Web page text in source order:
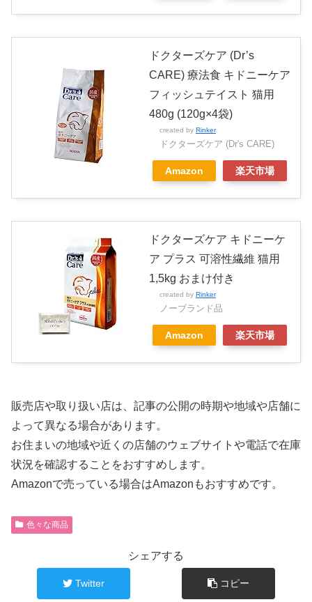
ドクターズケア (Dr’s
CARE) 療法食 キドニーケア
フィッシュテイスト 猫用
480g (120g×4袋)
created by Rinker
ドクターズケア (Dr's CARE)
Amazon 楽天市場
ドクターズケア キドニーケ
ア プラス 可溶性繊維 猫用
1,5kg おまけ付き
created by Rinker
ノーブランド品
Amazon 楽天市場
販売店や取り扱い店は、記事の公開の時期や地域や店舗に
よって異なる場合があります。
お住まいの地域や近くの店舗のウェブサイトや電話で在庫
状況を確認することをおすすめします。
Amazonで売っている場合はAmazonもおすすめです。
色々な商品
シェアする
Twitter コピー